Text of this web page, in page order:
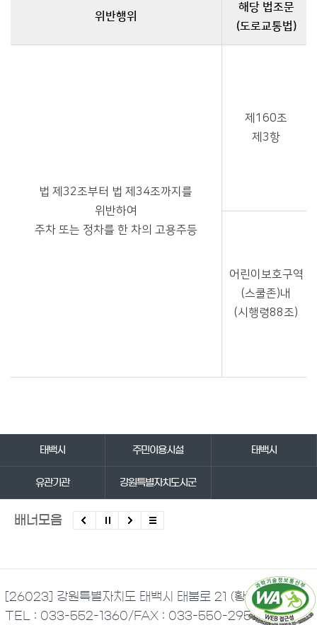
위반행위
해당 법조문
(도로교통법)
법 제32조부터 법 제34조까지를
위반하여
주차 또는 정차를 한 차의 고용주등
제160조
제3항
어린이보호구역
(스쿨존)내
(시행령88조)
태백시 주민이용시설 태백시
유관기관 강원특별자치도시군
배너모음
[26023] 강원특별자치도 태백시 태붐로 21 (황지동)
TEL : 033-552-1360/FAX : 033-550-2951